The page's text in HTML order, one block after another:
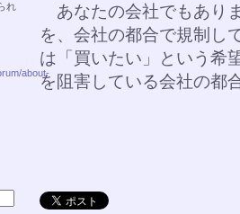
れ
about-
あなたの会社でもあり
を、会社の都合で規制し
は「買いたい」という希
を阻害している会社の都